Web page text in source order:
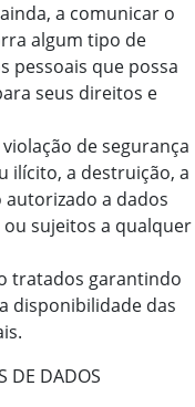
a comunicar o
algum tipo de
pessoais que possa
seus direitos e
de segurança
ilícito, a destruição, a
autorizado a dados
sujeitos a qualquer
tratados garantindo
disponibilidade das
DE DADOS